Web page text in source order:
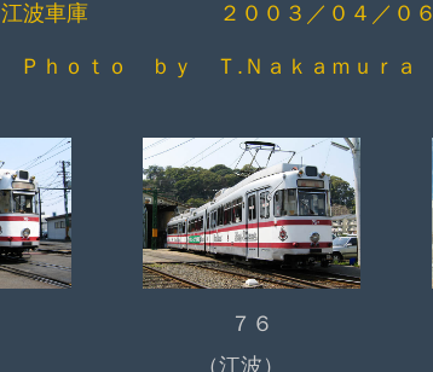
江波車庫 ２００３／０４／０６
Ｐｈｏｔｏ ｂｙ Ｔ.Ｎａｋａｍｕｒａ
７６
（江波）